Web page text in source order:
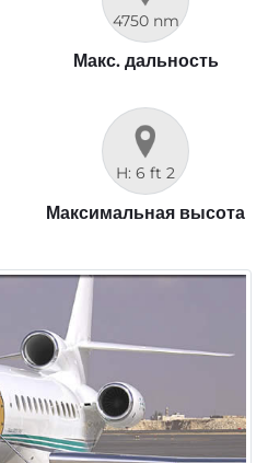
4750 nm
Макс. дальность
H: 6 ft 2
Максимальная высота